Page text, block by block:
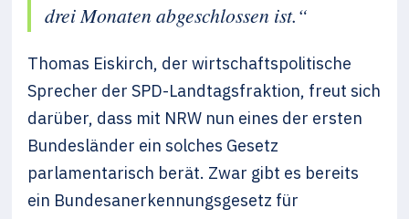
drei Monaten abgeschlossen ist.“
Thomas Eiskirch, der wirtschaftspolitische
Sprecher der SPD-Landtagsfraktion, freut sich
darüber, dass mit NRW nun eines der ersten
Bundesländer ein solches Gesetz
parlamentarisch berät. Zwar gibt es bereits
ein Bundesanerkennungsgesetz für